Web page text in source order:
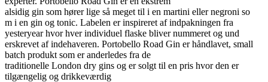
alsidig gin som hører lige så meget til i en martini eller negroni so
m i en gin og tonic. Labelen er inspireret af indpakningen fra
yesteryear hvor hver individuel flaske bliver nummeret og und
erskrevet af indehaveren. Portobello Road Gin er håndlavet, small
batch produkt som er anderledes fra de
traditionelle London dry gins og er solgt til en pris hvor den er
tilgængelig og drikkeværdig